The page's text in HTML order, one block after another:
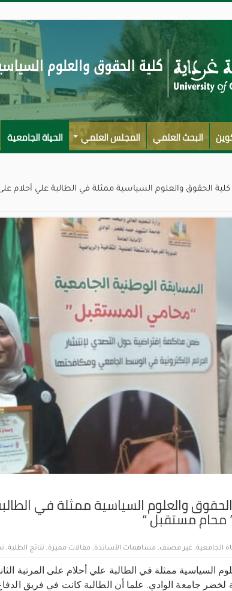
البحث العلمي المجلس العلمي الحياة الجامعية
الحقوق والعلوم السياسية ممثلة في الطالبة علي أحلام على
والعلوم السياسية ممثلة في
محام مستقبل “
الجامعية, غير مصنف, مساهمات الأساتذة, مقالات مميزة, نتائج الطلبة,
السياسية ممثلة في الطالبة علي أحلام على المرتبة
جامعة الوادي. علما أن الطالبة كانت في فريق